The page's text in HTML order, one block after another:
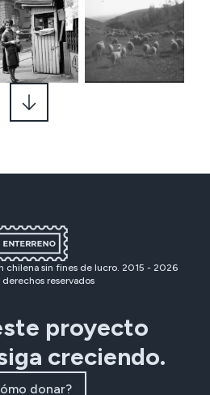
chilena sin fines de lucro. 2015 - 2026
reservados
proyecto
creciendo.
donar?